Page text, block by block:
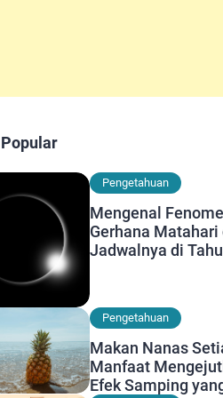
Pengetahuan
Mengenal
Gerhana Matahari
Jadwalnya di
Pengetahuan
Makan Nanas
Manfaat
Efek Samping